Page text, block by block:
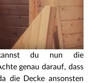
du nun die
genau darauf, dass
die Decke ansonsten